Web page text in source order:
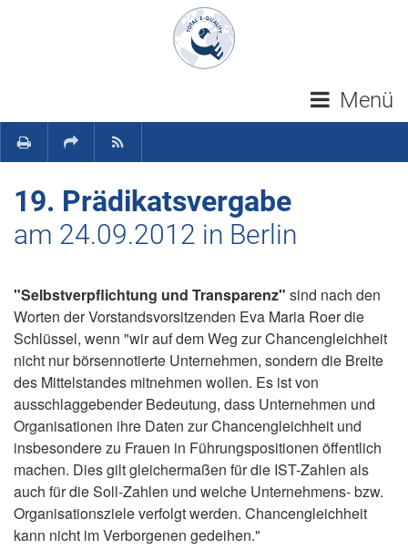
Navigation überspringen
Menü
19. Prädikatsvergabe
am 24.09.2012 in Berlin
"Selbstverpflichtung und Transparenz" sind nach den
Worten der Vorstandsvorsitzenden Eva Maria Roer die
Schlüssel, wenn "wir auf dem Weg zur Chancengleichheit
nicht nur börsennotierte Unternehmen, sondern die Breite
des Mittelstandes mitnehmen wollen. Es ist von
ausschlaggebender Bedeutung, dass Unternehmen und
Organisationen ihre Daten zur Chancengleichheit und
insbesondere zu Frauen in Führungspositionen öffentlich
machen. Dies gilt gleichermaßen für die IST-Zahlen als
auch für die Soll-Zahlen und welche Unternehmens- bzw.
Organisationsziele verfolgt werden. Chancengleichheit
kann nicht im Verborgenen gedeihen."